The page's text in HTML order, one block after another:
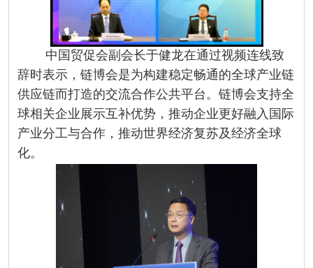
中国贸促会副会长于健龙在通过视频连线致
辞时表示，链博会是为构建稳定畅通的全球产业链
供应链而打造的交流合作公共平台。链博会支持全
球相关企业展示互补优势，推动企业更好融入国际
产业分工与合作，推动世界经济复苏及经济全球
化。